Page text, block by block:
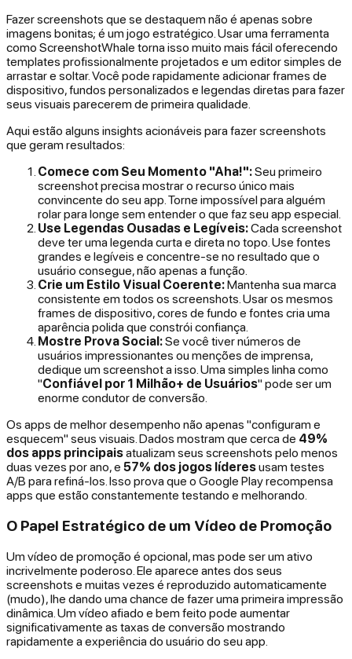
Fazer screenshots que se destaquem não é apenas sobre
imagens bonitas; é um jogo estratégico. Usar uma ferramenta
como ScreenshotWhale torna isso muito mais fácil oferecendo
templates profissionalmente projetados e um editor simples de
arrastar e soltar. Você pode rapidamente adicionar frames de
dispositivo, fundos personalizados e legendas diretas para fazer
seus visuais parecerem de primeira qualidade.
Aqui estão alguns insights acionáveis para fazer screenshots
que geram resultados:
Comece com Seu Momento "Aha!":Seu primeiro
screenshot precisa mostrar o recurso único mais
convincente do seu app. Torne impossível para alguém
rolar para longe sem entender o que faz seu app especial.
Use Legendas Ousadas e Legíveis:Cada screenshot
deve ter uma legenda curta e direta no topo. Use fontes
grandes e legíveis e concentre-se no resultado que o
usuário consegue, não apenas a função.
Crie um Estilo Visual Coerente:Mantenha sua marca
consistente em todos os screenshots. Usar os mesmos
frames de dispositivo, cores de fundo e fontes cria uma
aparência polida que constrói confiança.
Mostre Prova Social:Se você tiver números de
usuários impressionantes ou menções de imprensa,
dedique um screenshot a isso. Uma simples linha como
"Confiável por 1 Milhão+ de Usuários" pode ser um
enorme condutor de conversão.
Os apps de melhor desempenho não apenas "configuram e
esquecem" seus visuais. Dados mostram que cerca de 49%
dos apps principaisatualizam seus screenshots pelo menos
duas vezes por ano, e 57% dos jogos líderesusam testes
A/B para refiná-los. Isso prova que o Google Play recompensa
apps que estão constantemente testando e melhorando.
O Papel Estratégico de um Vídeo de Promoção
Um vídeo de promoção é opcional, mas pode ser um ativo
incrivelmente poderoso. Ele aparece antes dos seus
screenshots e muitas vezes é reproduzido automaticamente
(mudo), lhe dando uma chance de fazer uma primeira impressão
dinâmica. Um vídeo afiado e bem feito pode aumentar
significativamente as taxas de conversão mostrando
rapidamente a experiência do usuário do seu app.